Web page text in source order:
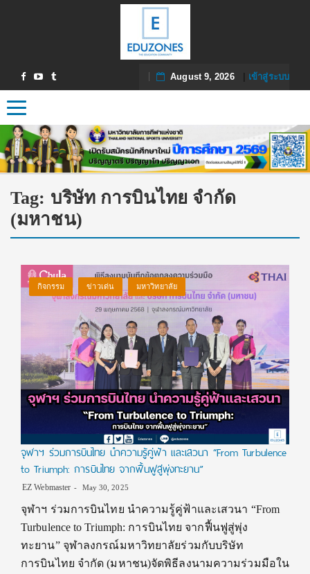
August 9, 2026| เข้าสู่ระบบ
Toggle navigation
Tag: บริษัท การบินไทย จำกัด
(มหาชน)
กิจกรรม ข่าวเด่น มหาวิทยาลัย
จุฬาฯ ร่วมการบินไทย นำความรู้คู่ฟ้า และเสวนา “From Turbulence
to Triumph: การบินไทย จากฟื้นฟูสู่พุ่งทะยาน”
EZ Webmaster May 30, 2025
จุฬาฯ ร่วมการบินไทย นำความรู้คู่ฟ้าและเสวนา “From
Turbulence to Triumph: การบินไทย จากฟื้นฟูสู่พุ่ง
ทะยาน” จุฬาลงกรณ์มหาวิทยาลัยร่วมกับบริษัท
การบินไทย จำกัด (มหาชน)จัดพิธีลงนามความร่วมมือใน